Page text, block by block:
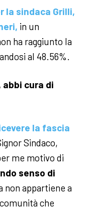
la sindaca Grilli,
in un
ha raggiunto la
al 48.56%.
abbi cura di
la fascia
Sindaco,
me motivo di
senso di
non appartiene a
che